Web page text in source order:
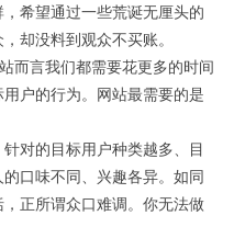
希望通过一些荒诞无厘头的
却没料到观众不买账。
而言我们都需要花更多的时间
户的行为。网站最需要的是
对的目标用户种类越多、目
口味不同、兴趣各异。如同
正所谓众口难调。你无法做